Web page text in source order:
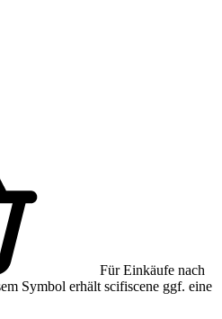
Für Einkäufe nach
Symbol erhält scifiscene ggf. eine